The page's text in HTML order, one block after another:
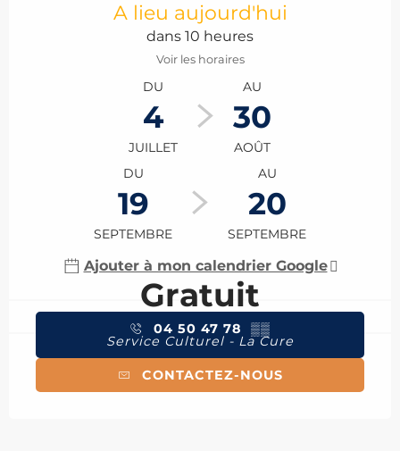
A lieu aujourd'hui
dans 10 heures
Voir les horaires
DU
4
JUILLET
AU
30
AOÛT
DU
19
SEPTEMBRE
AU
20
SEPTEMBRE
Ajouter à mon calendrier Google
Gratuit
04 50 47 78 ▒▒
Service Culturel - La Cure
CONTACTEZ-NOUS